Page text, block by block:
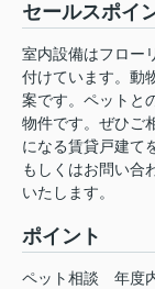
セールスポイ
室内設備はフロー
付けています。動
案です。ペットと
物件です。ぜひご
になる賃貸戸建て
もしくはお問い合
いたします。
ポイント
ペット相談 年度